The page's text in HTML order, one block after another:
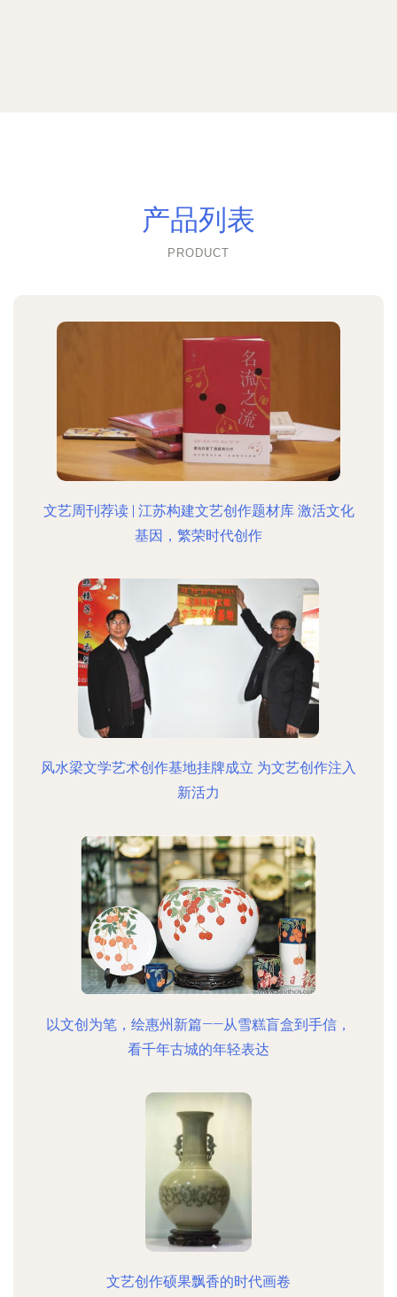
产品列表
PRODUCT
文艺周刊荐读 | 江苏构建文艺创作题材库 激活文化
基因，繁荣时代创作
风水梁文学艺术创作基地挂牌成立 为文艺创作注入
新活力
以文创为笔，绘惠州新篇——从雪糕盲盒到手信，
看千年古城的年轻表达
文艺创作硕果飘香的时代画卷